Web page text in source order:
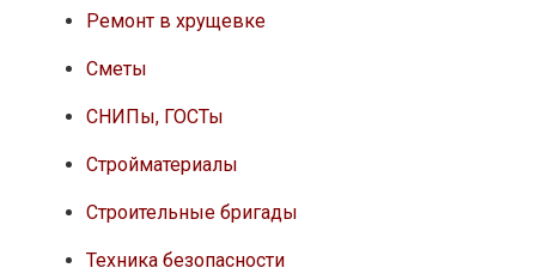
Ремонт в хрущевке
Сметы
СНИПы, ГОСТы
Стройматериалы
Строительные бригады
Техника безопасности